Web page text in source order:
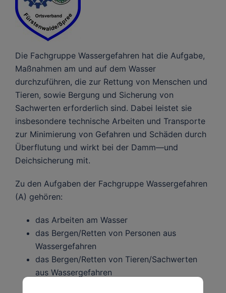
Die Fachgruppe Wassergefahren hat die Aufgabe,
Maßnahmen am und auf dem Wasser
durchzuführen, die zur Rettung von Menschen und
Tieren, sowie Bergung und Sicherung von
Sachwerten erforderlich sind. Dabei leistet sie
insbesondere technische Arbeiten und Transporte
zur Minimierung von Gefahren und Schäden durch
Überflutung und wirkt bei der Damm—und
Deichsicherung mit.
Zu den Aufgaben der Fachgruppe Wassergefahren
(A) gehören:
das Arbeiten am Wasser
das Bergen/Retten von Personen aus
Wassergefahren
das Bergen/Retten von Tieren/Sachwerten
aus Wassergefahren